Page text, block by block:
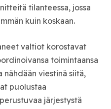
tilanteessa, jossa
kuin koskaan.
valtiot korostavat
toimintaansa
nähdään viestinä siitä,
puolustaa
järjestystä